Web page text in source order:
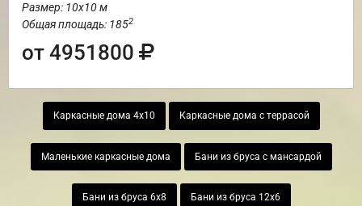
Размер: 10х10 м
Общая площадь: 1852
от 4951800
Каркасные дома 4х10 Каркасные дома с террасой
Маленькие каркасные дома Бани из бруса с мансардой
Бани из бруса 6х8 Бани из бруса 12х6